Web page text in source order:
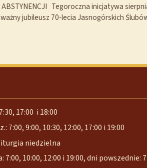
ABSTYNENCJI Tegoroczna inicjatywa
jubileusz 70-lecia Jasnogórskich
17:00 i 18:00
9:00, 10:30, 12:00, 17:00 i 19:00
niedzielna
10:00, 12:00 i 19:00, dni powszednie: